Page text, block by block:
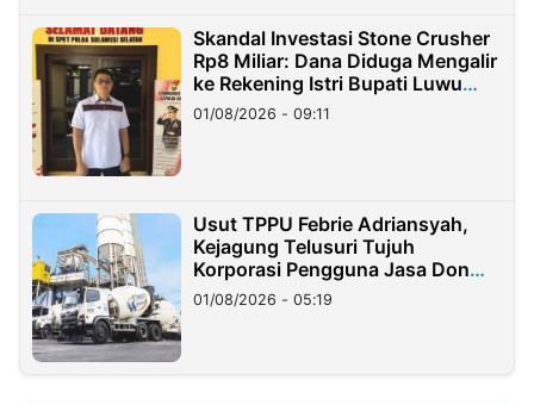
Skandal Investasi Stone Crusher
Rp8 Miliar: Dana Diduga Mengalir
ke Rekening Istri Bupati Luwu
Timur
01/08/2026 - 09:11
Usut TPPU Febrie Adriansyah,
Kejagung Telusuri Tujuh
Korporasi Pengguna Jasa Don
Ritto
01/08/2026 - 05:19